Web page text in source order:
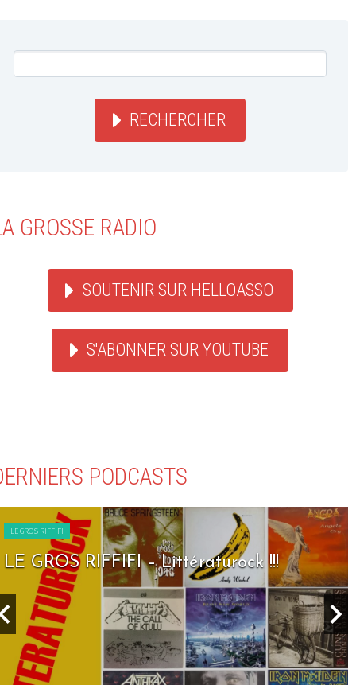
RECHERCHER
GROSSE RADIO
SOUTENIR SUR HELLOASSO
S'ABONNER SUR YOUTUBE
PODCASTS
LE GROS RIFFIFI
LE GROS RIFFIFI – Littératurock !!!